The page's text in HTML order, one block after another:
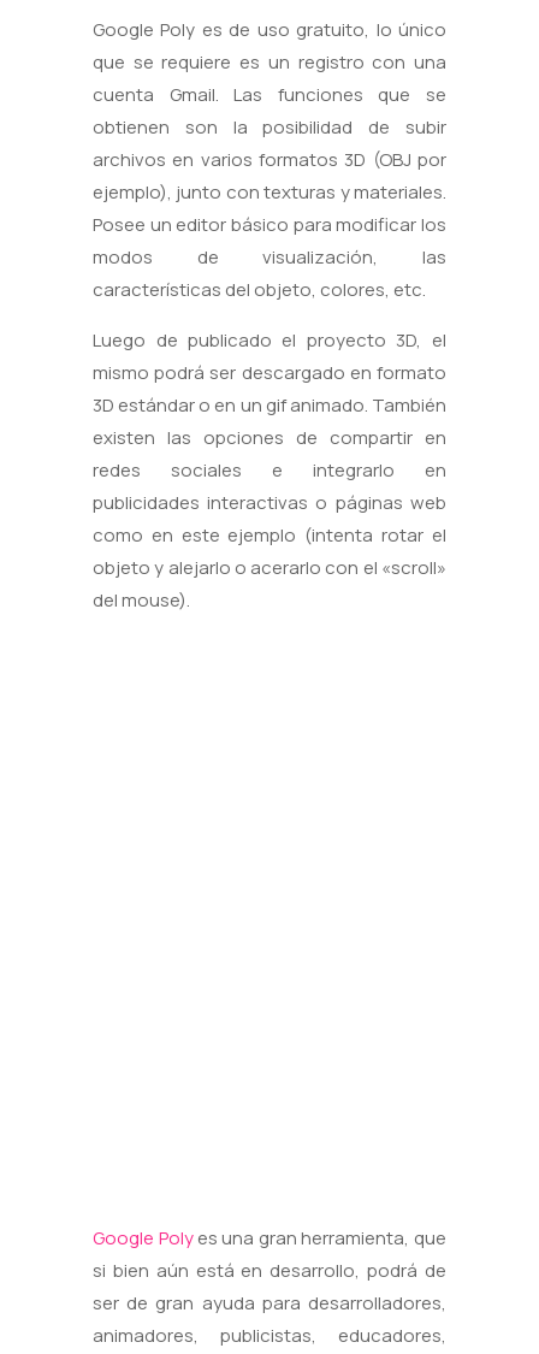
Google Poly es de uso gratuito, lo único
que se requiere es un registro con una
cuenta Gmail. Las funciones que se
obtienen son la posibilidad de subir
archivos en varios formatos 3D (OBJ por
ejemplo), junto con texturas y materiales.
Posee un editor básico para modificar los
modos de visualización, las
características del objeto, colores, etc.
Luego de publicado el proyecto 3D, el
mismo podrá ser descargado en formato
3D estándar o en un gif animado. También
existen las opciones de compartir en
redes sociales e integrarlo en
publicidades interactivas o páginas web
como en este ejemplo (intenta rotar el
objeto y alejarlo o acerarlo con el «scroll»
del mouse).
Google Polyes una gran herramienta, que
si bien aún está en desarrollo, podrá de
ser de gran ayuda para desarrolladores,
animadores, publicistas, educadores,